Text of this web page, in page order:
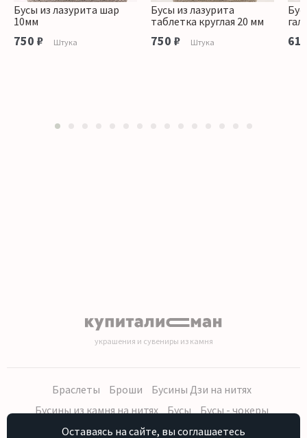
Бусы из лазурита шар
10мм
750 ₽ Штука
Бусы из лазурита
таблетка круглая 20 мм
750 ₽ Штука
украшения и сувениры из камня
Браслеты Броши
Бусины Дзи на нитях
Бусины из камня на нитях
Бусы
Бусы - чокеры
Кольца, серьги
Кулоны Наборы (бусы, браслет, серьги)
Оставаясь на сайте, вы соглашаетесь